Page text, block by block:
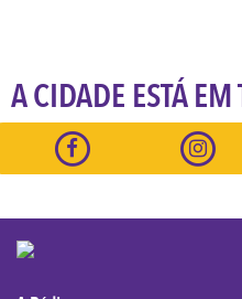
A CIDADE ESTÁ EM